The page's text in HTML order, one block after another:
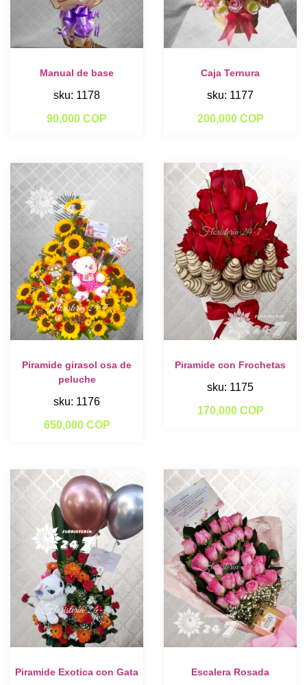
Manual de base
sku: 1178
90,000 COP
Caja Ternura
sku: 1177
200,000 COP
Piramide girasol osa de
peluche
sku: 1176
650,000 COP
Piramide con Frochetas
sku: 1175
170,000 COP
Piramide Exotica con Gata Escalera Rosada